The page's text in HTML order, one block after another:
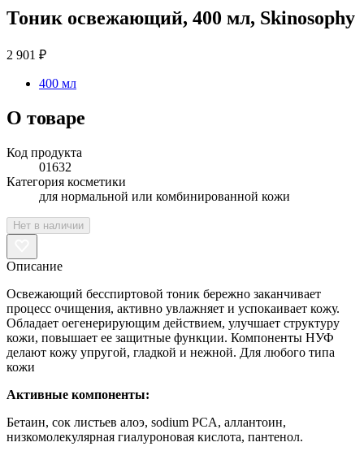
Тоник освежающий, 400 мл, Skinosophy
2 901 ₽
400 мл
О товаре
Код продукта
01632
Категория косметики
для нормальной или комбинированной кожи
Нет в наличии
Описание
Освежающий бесспиртовой тоник бережно заканчивает
процесс очищения, активно увлажняет и успокаивает кожу.
Обладает оегенерирующим действием, улучшает структуру
кожи, повышает ее защитные функции. Компоненты НУФ
делают кожу упругой, гладкой и нежной. Для любого типа
кожи
Активные компоненты:
Бетаин, сок листьев алоэ, sodium PCA, аллантоин,
низкомолекулярная гиалуроновая кислота, пантенол.